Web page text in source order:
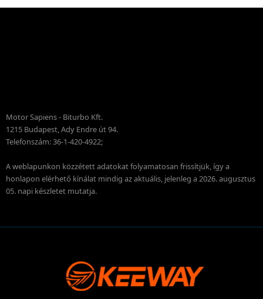
Motor Sapiens - Biturbo Kft.
1215 Budapest, Ady Endre út 94.
Telefonszám: 36-1-420-4922;
A weblapunkon közzétett adatokat folyamatosan frissítjük, így a
honlapon elérhető kínálat mindig az aktuális, jelenleg a 2026. augusztus
05. napi készletet mutatja.